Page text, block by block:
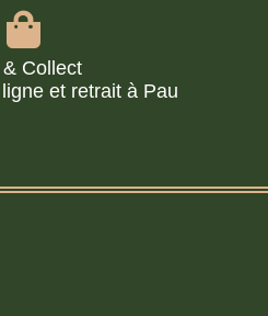
Collect
et retrait à Pau